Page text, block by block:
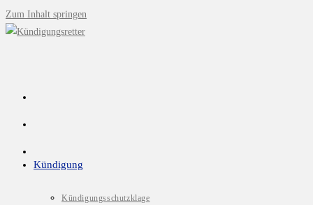
Zum Inhalt springen
Kündigung
Kündigungsschutzklage